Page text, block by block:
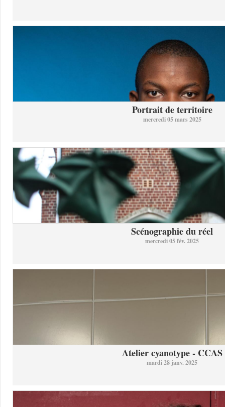
Portrait de territoire
mercredi 05 mars 2025
Scénographie du réel
mercredi 05 fév. 2025
Atelier cyanotype - CCAS
mardi 28 janv. 2025